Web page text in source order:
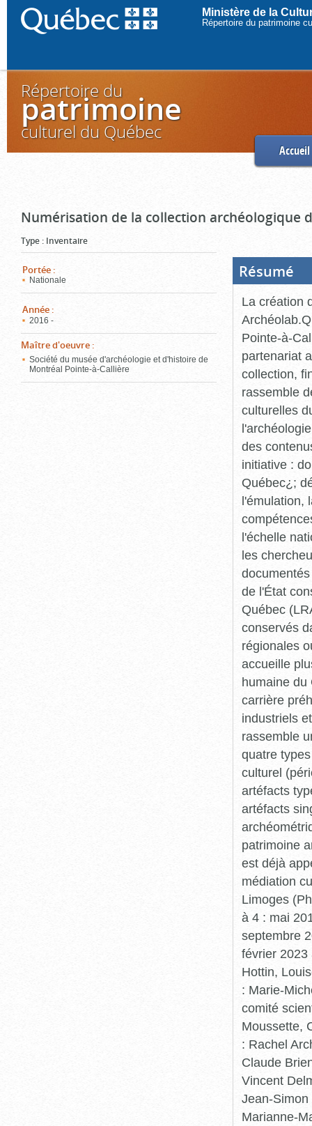
Ministère de la
Répertoire du patrimoine
Répertoire du
patrimoine
culturel du Québec
Accueil
Numérisation de la collection archéologique
Type : Inventaire
Portée :
Nationale
Année :
2016 -
Maître d'oeuvre :
Société du musée d'archéologie et d'histoire de
Montréal Pointe-à-Callière
Résumé
La création
Pointe-à-
partenariat
collection,
rassemble
culturelles
des
initiative :
Québec¿;
l'émulation,
l'échelle
les
de l'État
Québec
conservés
régionales
accueille
humaine du
carrière
industriels
rassemble
quatre
culturel
artéfacts
artéfacts
patrimoine
est déjà
médiation
Limoges
à 4 : mai
septembre
février 2023
Hottin,
: Marie-
comité
Moussette,
: Rachel
Claude
Vincent
Jean-
Marianne-